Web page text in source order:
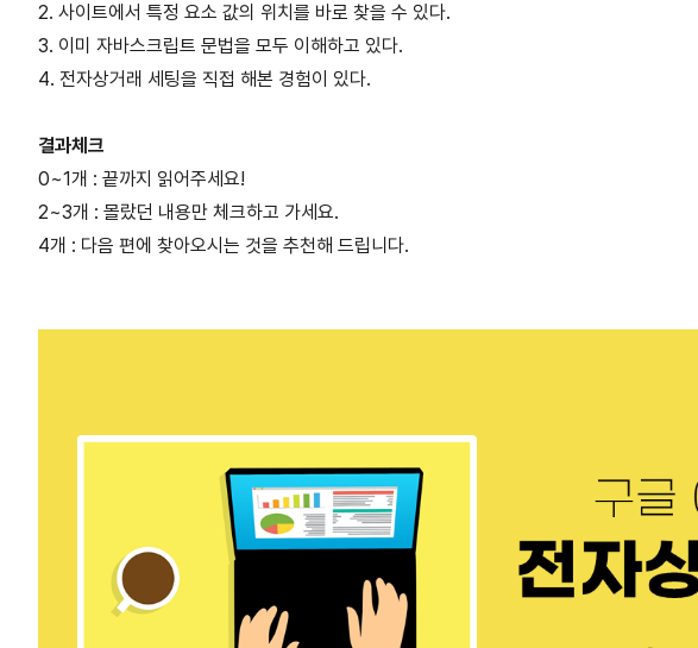
2. 사이트에서 특정 요소 값의 위치를 바로 찾을 수 있다.
3. 이미 자바스크립트 문법을 모두 이해하고 있다.
4. 전자상거래 세팅을 직접 해본 경험이 있다.
결과체크
0~1개 : 끝까지 읽어주세요!
2~3개 : 몰랐던 내용만 체크하고 가세요.
4개 : 다음 편에 찾아오시는 것을 추천해 드립니다.